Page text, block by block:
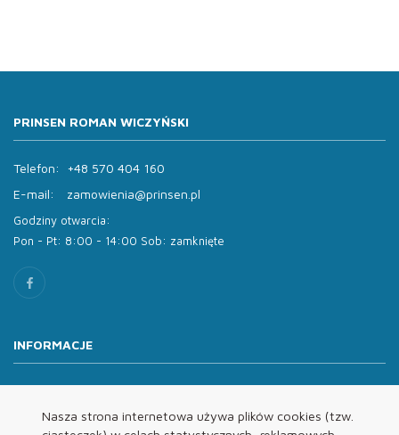
Nasza strona internetowa używa plików cookies (tzw.
PRINSEN ROMAN WICZYŃSKI
Telefon:
+48 570 404 160
E-mail:
zamowienia@prinsen.pl
Godziny otwarcia:
Pon - Pt: 8:00 - 14:00 Sob: zamknięte
INFORMACJE
Oferta